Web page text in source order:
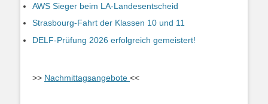
AWS Sieger beim LA-Landesentscheid
Strasbourg-Fahrt der Klassen 10 und 11
DELF-Prüfung 2026 erfolgreich gemeistert!
>> Nachmittagsangebote <<